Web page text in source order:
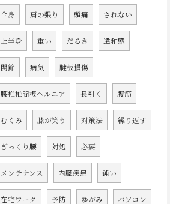
全身 肩の張り 頭痛 されない
上半身 重い だるさ 違和感
関節 病気 腱板損傷
腰椎椎間板ヘルニア 長引く 腹筋
むくみ 膝が笑う 対策法 繰り返す
ぎっくり腰 対処 必要
メンテナンス 内臓疾患 鈍い
在宅ワーク 予防 ゆがみ パソコン